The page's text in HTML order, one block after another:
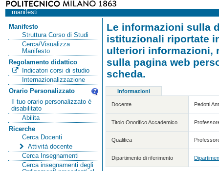
manifesti
Manifesto
Struttura Corso di Studi
Cerca/Visualizza
Manifesto
Regolamento didattico
Indicatori corsi di studio
Internazionalizzazione
Orario Personalizzato
Il tuo orario personalizzato è
disabilitato
Abilita
Ricerche
Cerca Docenti
Attività docente
Cerca Insegnamenti
Cerca insegnamenti degli
Le informazioni sulla
istituzionali riportate
ulteriori informazioni,
sulla pagina web
scheda.
Informazioni
Docente Pedotti
Titolo Onorifico Accademico
Qualifica
Dipartimento di riferimento